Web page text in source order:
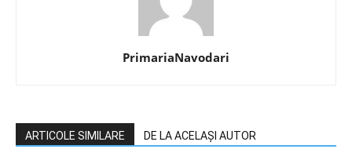
PrimariaNavodari
ARTICOLE SIMILARE DE LA ACELAȘI AUTOR